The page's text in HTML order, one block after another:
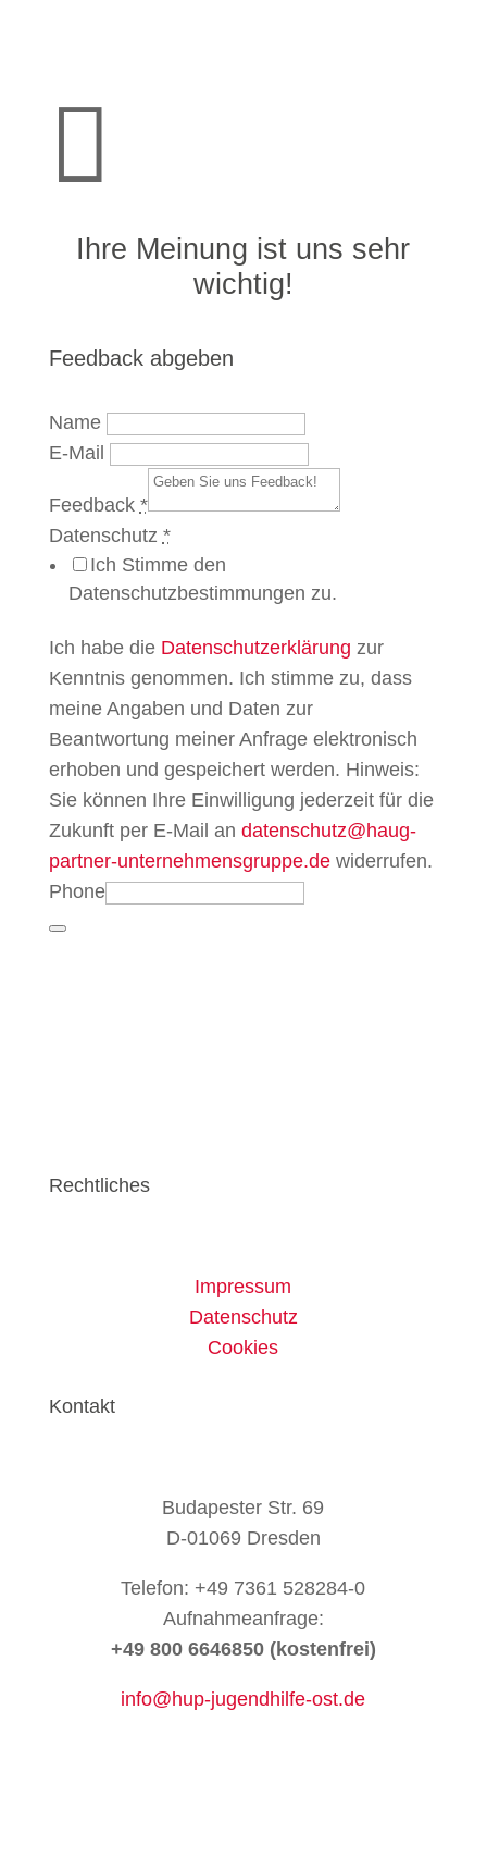

Ihre Meinung ist uns sehr
wichtig!
Feedback abgeben
Name
E-Mail
Feedback *
Datenschutz *
Ich Stimme den
Datenschutzbestimmungen zu.
Ich habe die Datenschutzerklärung zur
Kenntnis genommen. Ich stimme zu, dass
meine Angaben und Daten zur
Beantwortung meiner Anfrage elektronisch
erhoben und gespeichert werden. Hinweis:
Sie können Ihre Einwilligung jederzeit für die
Zukunft per E-Mail an datenschutz@haug-
partner-unternehmensgruppe.dewiderrufen.
Phone
Rechtliches
Impressum
Datenschutz
Cookies
Kontakt
Budapester Str. 69
D-01069 Dresden
Telefon: +49 7361 528284-0
Aufnahmeanfrage:
+49 800 6646850 (kostenfrei)
info@hup-jugendhilfe-ost.de